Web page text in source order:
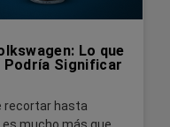
Lo que
Podría Significar
recortar hasta